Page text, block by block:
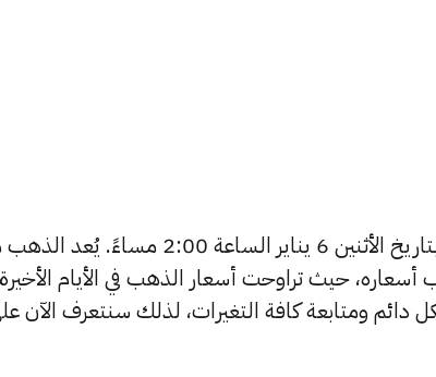
يبحث الكثيرون عن سعر الذهب اليوم في مصر بتاريخ الأثنين 6 يناير الساعة 2:00
حيث تراوحت أسعار الذهب في الأيام الأخيرة
الذهب بشكل دائم ومتابعة كافة التغيرات، لذلك سنتعرف الآن